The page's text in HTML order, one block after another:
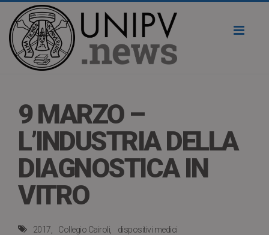
9 MARZO –
L’INDUSTRIA DELLA
DIAGNOSTICA IN
VITRO
2017 Collegio Cairoli dispositivi medici